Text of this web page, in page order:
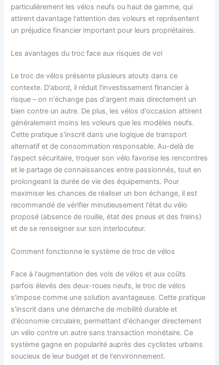
particulièrement les vélos neufs ou haut de gamme, qui
attirent davantage l'attention des voleurs et représentent
un préjudice financier important pour leurs propriétaires.
Les avantages du troc face aux risques de vol
Le troc de vélos présente plusieurs atouts dans ce
contexte. D'abord, il réduit l'investissement financier à
risque – on n'échange pas d'argent mais directement un
bien contre un autre. De plus, les vélos d'occasion attirent
généralement moins les voleurs que les modèles neufs.
Cette pratique s'inscrit dans une logique de transport
alternatif et de consommation responsable. Au-delà de
l'aspect sécuritaire, troquer son vélo favorise les rencontres
et le partage de connaissances entre passionnés, tout en
prolongeant la durée de vie des équipements. Pour
maximiser les chances de réaliser un bon échange, il est
recommandé de vérifier minutieusement l'état du vélo
proposé (absence de rouille, état des pneus et des freins)
et de se renseigner sur son interlocuteur.
Comment fonctionne le système de troc de vélos
Face à l'augmentation des vols de vélos et aux coûts
parfois élevés des deux-roues neufs, le troc de vélos
s'impose comme une solution avantageuse. Cette pratique
s'inscrit dans une démarche de mobilité durable et
d'économie circulaire, permettant d'échanger directement
un vélo contre un autre sans transaction monétaire. Ce
système gagne en popularité auprès des cyclistes urbains
soucieux de leur budget et de l'environnement.